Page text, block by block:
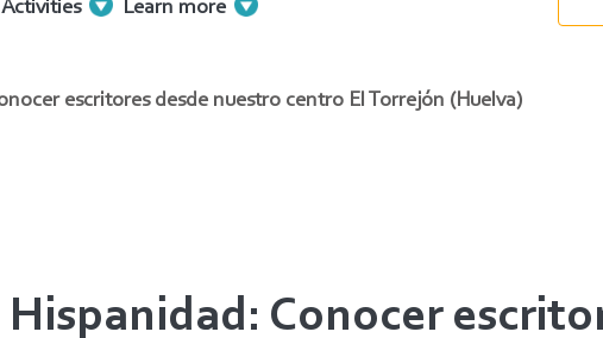
Activities Learn more
escritores desde nuestro centro El Torrejón (Huelva)
Conocer